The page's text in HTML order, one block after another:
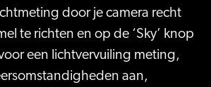
door je camera recht
te richten en op de ‘Sky’ knop
een lichtvervuiling meting,
aan,